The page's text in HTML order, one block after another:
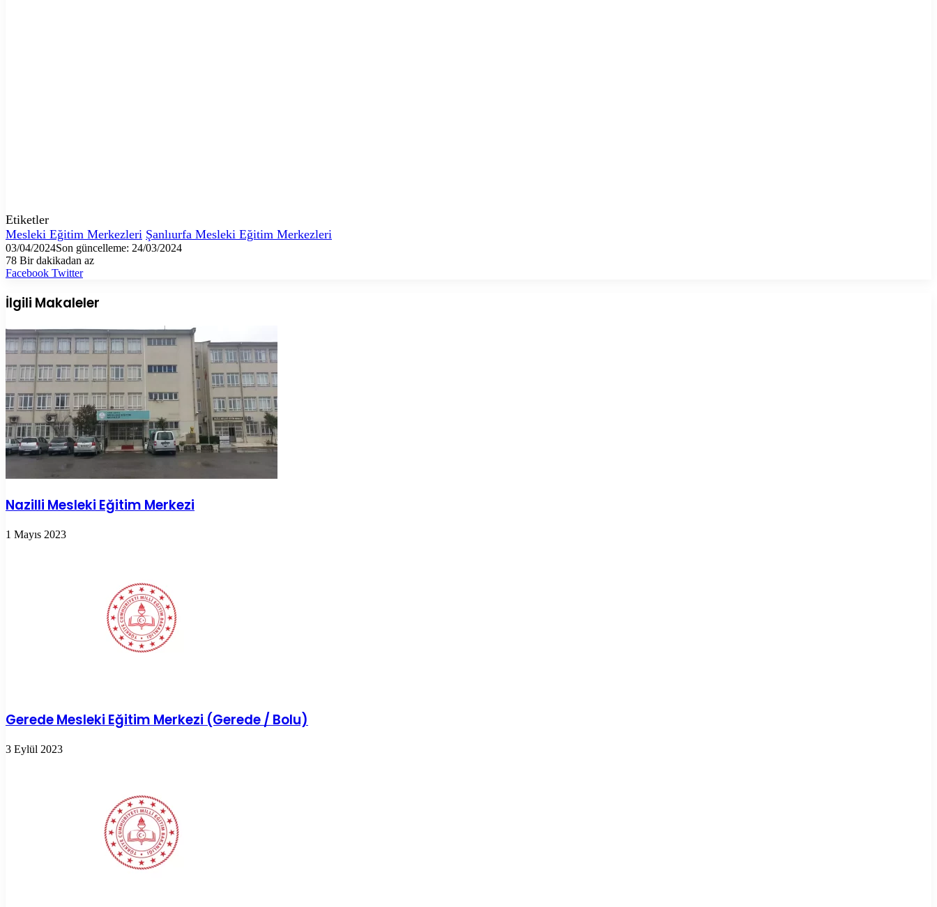
Etiketler
Mesleki Eğitim Merkezleri Şanlıurfa Mesleki Eğitim Merkezleri
03/04/2024Son güncelleme: 24/03/2024
78 Bir dakikadan az
Facebook TwitterLinkedIn
Tumblr
Pinterest
Reddit
VKontakte
E-
ile
paylaş
Yazdır
İlgili Makaleler
Nazilli Mesleki Eğitim Merkezi
1 Mayıs 2023
Gerede Mesleki Eğitim Merkezi (Gerede / Bolu)
3 Eylül 2023